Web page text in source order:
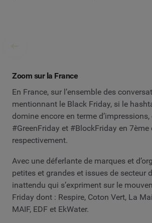
Zoom sur la France
En France, sur l’ensemble des
mentionnant le Black Friday, si le
domine encore en terme
#GreenFriday et #BlockFriday en
respectivement.
Avec une déferlante de marques et
petites et grandes et issues de secteur
inattendu qui s’expriment sur le
Friday dont : Respire, Coton Vert, La
MAIF, EDF et EkWater.